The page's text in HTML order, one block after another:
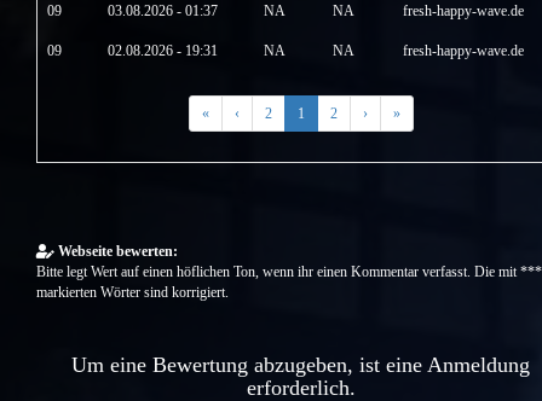
09 03.08.2026 - 01:37 NA NA fresh-happy-wave.de
09 02.08.2026 - 19:31 NA NA fresh-happy-wave.de
« ‹ 2 1 2 › »
Webseite bewerten:
Bitte legt Wert auf einen höflichen Ton, wenn ihr einen Kommentar verfasst. Die mit ***
markierten Wörter sind korrigiert.
Um eine Bewertung abzugeben, ist eine Anmeldung
erforderlich.